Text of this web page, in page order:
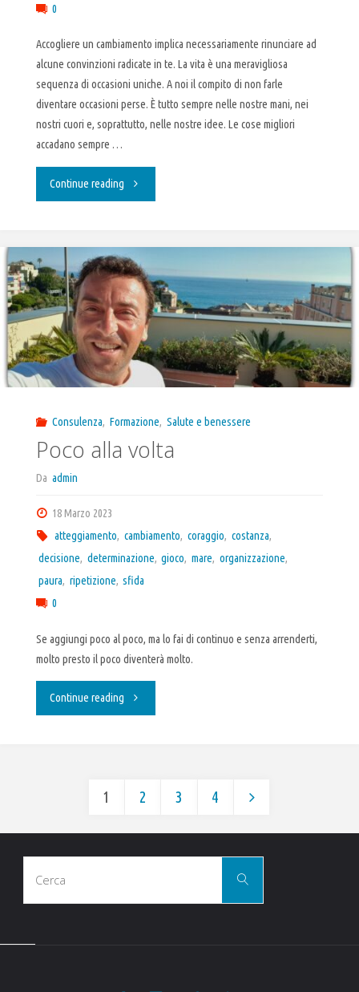
0
Accogliere un cambiamento implica necessariamente rinunciare ad
alcune convinzioni radicate in te. La vita è una meravigliosa
sequenza di occasioni uniche. A noi il compito di non farle
diventare occasioni perse. È tutto sempre nelle nostre mani, nei
nostri cuori e, soprattutto, nelle nostre idee. Le cose migliori
accadano sempre …
Continue reading
Consulenza, Formazione, Salute e benessere
Poco alla volta
Da admin
18 Marzo 2023
atteggiamento, cambiamento, coraggio, costanza,
decisione, determinazione, gioco, mare, organizzazione,
paura, ripetizione, sfida
0
Se aggiungi poco al poco, ma lo fai di continuo e senza arrenderti,
molto presto il poco diventerà molto.
Continue reading "Poco
Paginazione
degli
1 2 3 4
Cerca